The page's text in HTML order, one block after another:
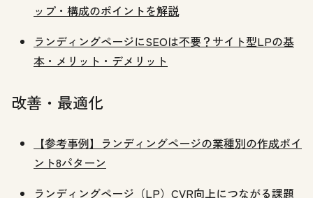
ップ・構成のポイントを解説
ランディングページにSEOは不要？サイト型LPの基
本・メリット・デメリット
改善・最適化
【参考事例】ランディングページの業種別の作成ポイ
ント8パターン
ランディングページ（LP）CVR向上につながる課題